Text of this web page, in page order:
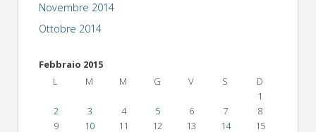
Novembre 2014
Ottobre 2014
Febbraio 2015
L
M M G V S
D
1
2
3 4 5 6 7
8
9
10 11 12 13 14
15